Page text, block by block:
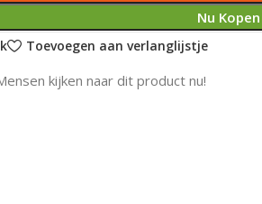
Nu Kopen
Toevoegen aan verlanglijstje
kijken naar dit product nu!